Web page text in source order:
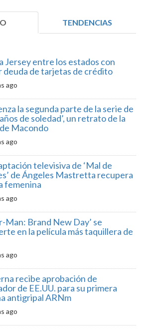
TENDENCIAS
Jersey entre los estados con
deuda de tarjetas de crédito
ago
la segunda parte de la serie de
de soledad’, un retrato de la
Macondo
ago
televisiva de ‘Mal de
de Ángeles Mastretta recupera
femenina
ago
Man: Brand New Day’ se
en la película más taquillera de
ago
recibe aprobación de
de EE.UU. para su primera
antigripal ARNm
ago